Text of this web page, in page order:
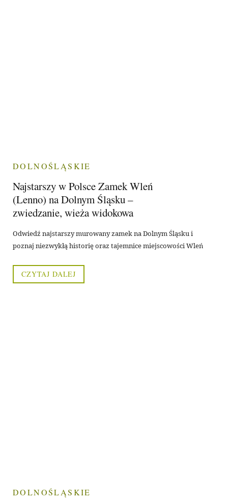
DOLNOŚLĄSKIE
Najstarszy w Polsce Zamek Wleń
(Lenno) na Dolnym Śląsku –
zwiedzanie, wieża widokowa
Odwiedź najstarszy murowany zamek na Dolnym Śląsku i
poznaj niezwykłą historię oraz tajemnice miejscowości Wleń
CZYTAJ DALEJ
DOLNOŚLĄSKIE